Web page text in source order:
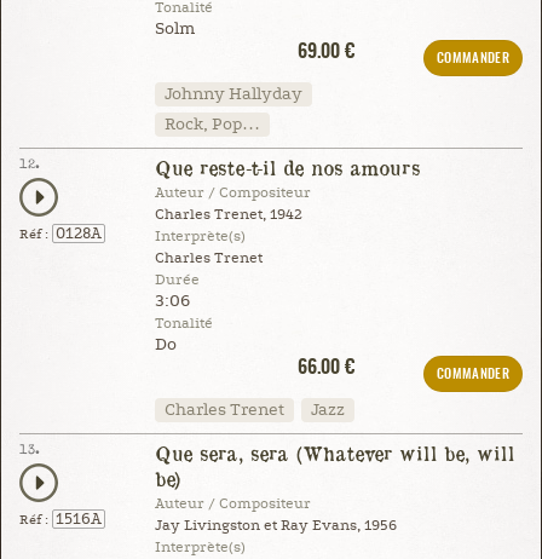
Tonalité
Solm
69.00 €
COMMANDER
Johnny Hallyday
Rock, Pop…
12.
Réf : 0128A
Que reste-t-il de nos amours
Auteur / Compositeur
Charles Trenet, 1942
Interprète(s)
Charles Trenet
Durée
3:06
Tonalité
Do
66.00 €
COMMANDER
Charles Trenet Jazz
13.
Réf : 1516A
Que sera, sera (Whatever will be, will
be)
Auteur / Compositeur
Jay Livingston et Ray Evans, 1956
Interprète(s)